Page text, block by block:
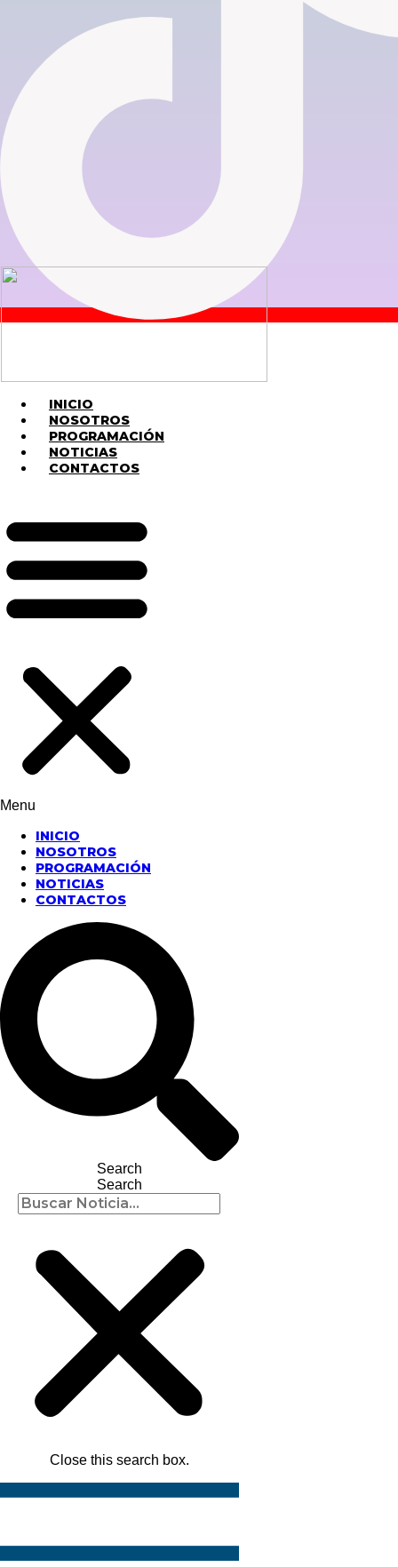
INICIO
NOSOTROS
PROGRAMACIÓN
NOTICIAS
CONTACTOS
Menu
INICIO
NOSOTROS
PROGRAMACIÓN
NOTICIAS
CONTACTOS
Search
Search
Close this search box.